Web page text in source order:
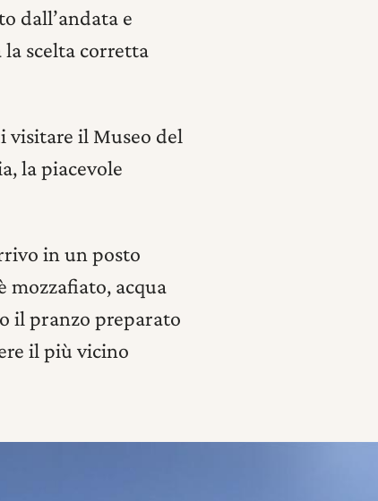
dall’andata e
scelta corretta
visitare il Museo del
la piacevole
in un posto
mozzafiato, acqua
il pranzo preparato
il più vicino